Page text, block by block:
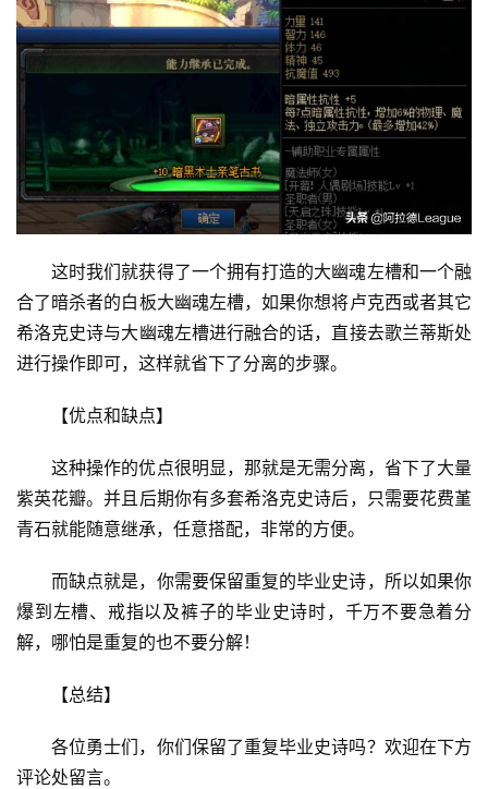
这时我们就获得了一个拥有打造的大幽魂左槽和一个融
合了暗杀者的白板大幽魂左槽，如果你想将卢克西或者其它
希洛克史诗与大幽魂左槽进行融合的话，直接去歌兰蒂斯处
进行操作即可，这样就省下了分离的步骤。
【优点和缺点】
这种操作的优点很明显，那就是无需分离，省下了大量
紫英花瓣。并且后期你有多套希洛克史诗后，只需要花费堇
青石就能随意继承，任意搭配，非常的方便。
而缺点就是，你需要保留重复的毕业史诗，所以如果你
爆到左槽、戒指以及裤子的毕业史诗时，千万不要急着分
解，哪怕是重复的也不要分解！
【总结】
各位勇士们，你们保留了重复毕业史诗吗？欢迎在下方
评论处留言。